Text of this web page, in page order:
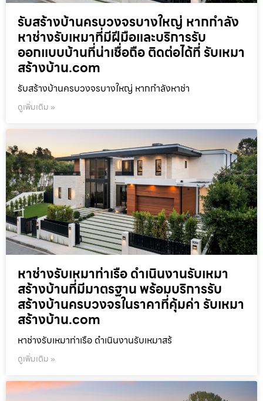
รับสร้างบ้านครบวงจรบางใหญ่ หากกำลัง
หาช่างรับเหมาที่มีฝีมือและบริการรับ
ออกแบบบ้านที่น่าเชื่อถือ ติดต่อได้ที่ รับเหมา
สร้างบ้าน.com
รับสร้างบ้านครบวงจรบางใหญ่ หากกำลังหาช่า
ดูเพิ่มเติม »
หาช่างรับเหมาท่าเรือ ดำเนินงานรับเหมา
สร้างบ้านที่มีมาตรฐาน พร้อมบริการรับ
สร้างบ้านครบวงจรในราคาที่คุ้มค่า รับเหมา
สร้างบ้าน.com
หาช่างรับเหมาท่าเรือ ดำเนินงานรับเหมาสร้
ดูเพิ่มเติม »